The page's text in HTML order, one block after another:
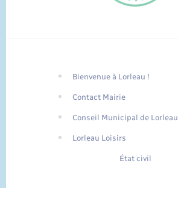
Traduction du
FR
Bienvenue à Lorleau !
Contact Mairie
Conseil Municipal de Lorleau
Lorleau Loisirs
État civil